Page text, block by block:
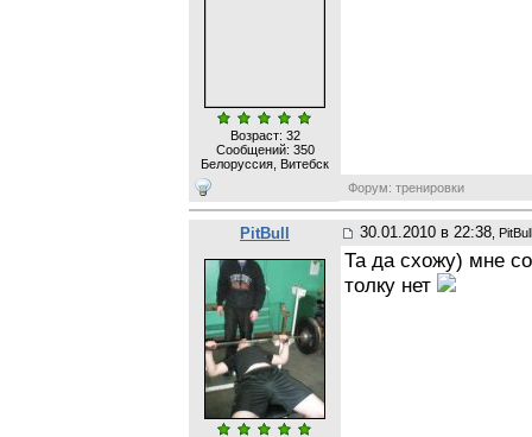
Возраст: 32
Сообщений: 350
Белоруссия, Витебск
Форум: тренировки
PitBull 30.01.2010 в 22:38 , PitBull
Та да схожу) мне
толку нет